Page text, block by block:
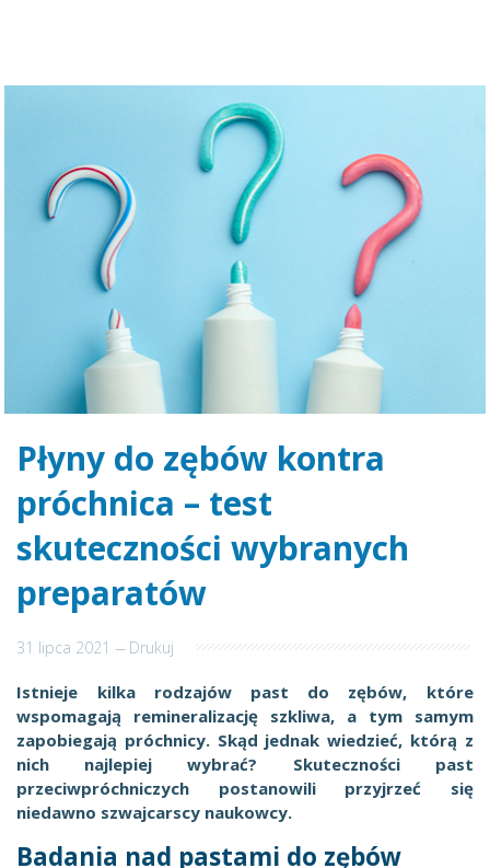
Płyny do zębów kontra
próchnica – test
skuteczności wybranych
preparatów
31 lipca 2021--- Drukuj
Istnieje kilka rodzajów past do zębów, które
wspomagają remineralizację szkliwa, a tym samym
zapobiegają próchnicy. Skąd jednak wiedzieć, którą z
nich najlepiej wybrać? Skuteczności past
przeciwpróchniczych postanowili przyjrzeć się
niedawno szwajcarscy naukowcy.
Badania nad pastami do zębów